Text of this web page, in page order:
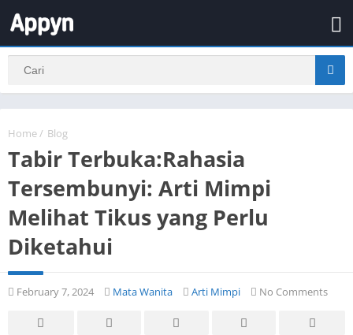
Home / Blog
Tabir Terbuka:Rahasia
Tersembunyi: Arti Mimpi
Melihat Tikus yang Perlu
Diketahui
February 7, 2024 Mata Wanita Arti Mimpi No Comments